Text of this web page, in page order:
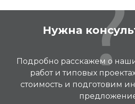
Нужна
Подробно расскажем о
работ и типовых
стоимость и подготовим